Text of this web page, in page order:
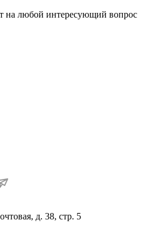
на любой интересующий вопрос
д. 38, стр. 5